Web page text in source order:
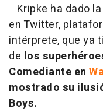
Kripke ha dado
en Twitter,
intérprete, que ya
de los
Comediante en
mostrado su
Boys.